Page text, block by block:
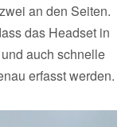
an den Seiten.
das Headset in
auch schnelle
erfasst werden.